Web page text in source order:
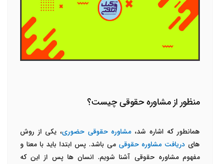
منظور از مشاوره حقوقی چیست؟
همانطور که اشاره شد، مشاوره حقوقی حضوری، یکی از روش
های دریافت مشاوره حقوقی می باشد. پس ابتدا باید با معنا و
مفهوم مشاوره حقوقی آشنا شویم. انسان ها پس از این که